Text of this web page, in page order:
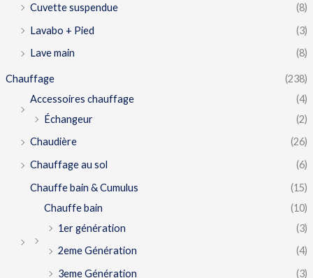
Cuvette suspendue
(8)
Lavabo + Pied
(3)
Lave main
(8)
Chauffage
(238)
Accessoires chauffage
(4)
Échangeur
(2)
Chaudière
(26)
Chauffage au sol
(6)
Chauffe bain & Cumulus
(15)
Chauffe bain
(10)
1er génération
(3)
2eme Génération
(4)
3eme Génération
(3)